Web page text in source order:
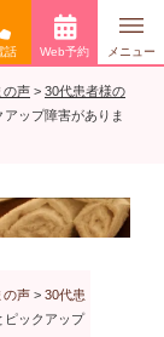
話 Web予約 メニュー
の声 > 30代患者様の
ップ障害がありま
の声 > 30代患
ックアップ